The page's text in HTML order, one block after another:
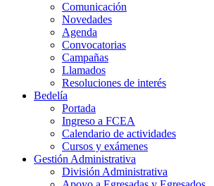
Comunicación
Novedades
Agenda
Convocatorias
Campañas
Llamados
Resoluciones de interés
Bedelía
Portada
Ingreso a FCEA
Calendario de actividades
Cursos y exámenes
Gestión Administrativa
División Administrativa